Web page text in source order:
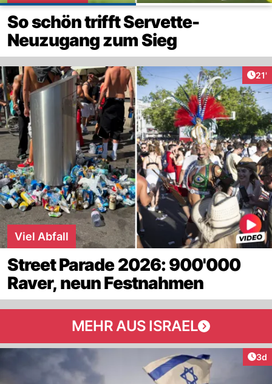
So schön trifft Servette-
Neuzugang zum Sieg
21'
Viel Abfall
Street Parade 2026: 900'000
Raver, neun Festnahmen
MEHR AUS ISRAEL
3d